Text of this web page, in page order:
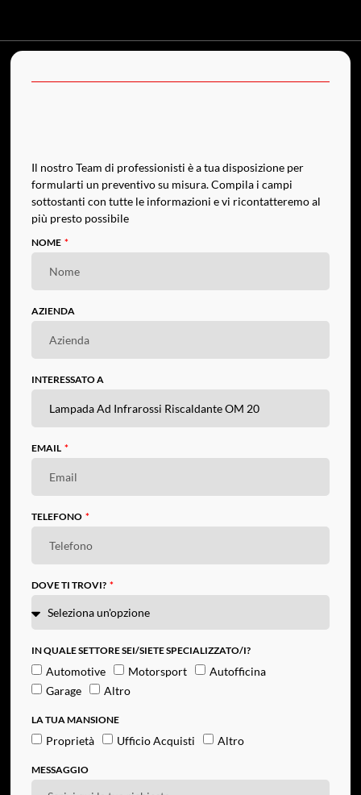
Il nostro Team di professionisti è a tua disposizione per
formularti un preventivo su misura. Compila i campi
sottostanti con tutte le informazioni e vi ricontatteremo al
più presto possibile
NOME
AZIENDA
INTERESSATO A
EMAIL
TELEFONO
DOVE TI TROVI?
IN QUALE SETTORE SEI/SIETE SPECIALIZZATO/I?
Automotive Motorsport
Autofficina
Garage
Altro
LA TUA MANSIONE
Proprietà Ufficio Acquisti Altro
MESSAGGIO